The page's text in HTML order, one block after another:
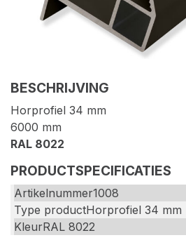
BESCHRIJVING
Horprofiel 34 mm
6000 mm
RAL 8022
PRODUCTSPECIFICATIES
Artikelnummer1008
Type productHorprofiel 34 mm
KleurRAL 8022